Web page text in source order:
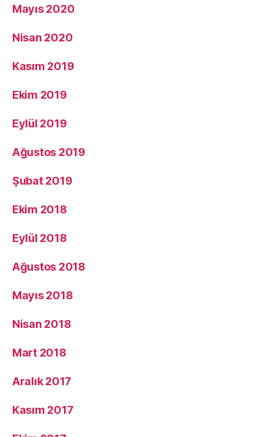
Mayıs 2020
Nisan 2020
Kasım 2019
Ekim 2019
Eylül 2019
Ağustos 2019
Şubat 2019
Ekim 2018
Eylül 2018
Ağustos 2018
Mayıs 2018
Nisan 2018
Mart 2018
Aralık 2017
Kasım 2017